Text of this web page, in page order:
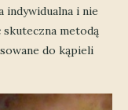
i nie
metodą
do kąpieli